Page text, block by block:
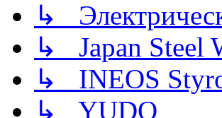
↳
↳ Japan Steel
↳ INEOS
↳ YUDO